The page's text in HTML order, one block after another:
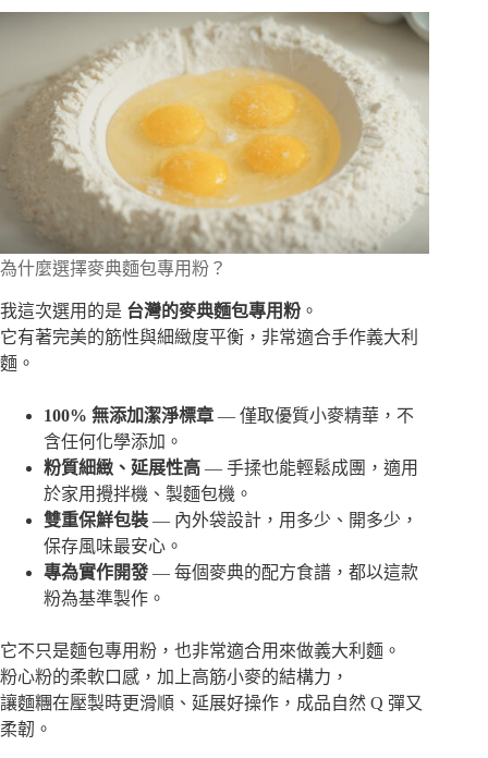
為什麼選擇麥典麵包專用粉？
我這次選用的是 台灣的麥典麵包專用粉。
它有著完美的筋性與細緻度平衡，非常適合手作義大利
麵。
100% 無添加潔淨標章 — 僅取優質小麥精華，不
含任何化學添加。
粉質細緻、延展性高 — 手揉也能輕鬆成團，適用
於家用攪拌機、製麵包機。
雙重保鮮包裝 — 內外袋設計，用多少、開多少，
保存風味最安心。
專為實作開發 — 每個麥典的配方食譜，都以這款
粉為基準製作。
它不只是麵包專用粉，也非常適合用來做義大利麵。
粉心粉的柔軟口感，加上高筋小麥的結構力，
讓麵糰在壓製時更滑順、延展好操作，成品自然 Q 彈又
柔韌。